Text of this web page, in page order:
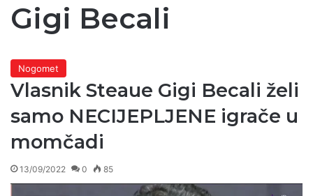
Gigi Becali
Nogomet
Vlasnik Steaue Gigi Becali želi
samo NECIJEPLJENE igrače u
momčadi
13/09/2022 0 85